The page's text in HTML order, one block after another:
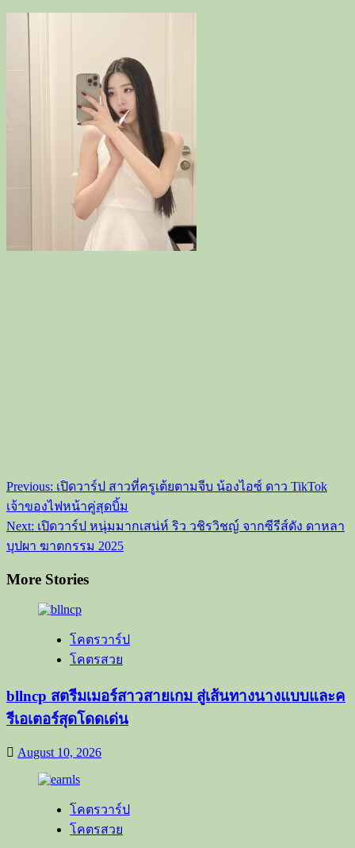
Post
navigation
Previous: เปิดวาร์ป สาวที่ครูเต้ยตามจีบ น้องไอซ์ ดาว TikTok
เจ้าของไฟหน้าคู่สุดบิ้ม
Next: เปิดวาร์ป หนุ่มมากเสน่ห์ ริว วชิรวิชญ์ จากซีรีส์ดัง ดาหลา
บุปผา ฆาตกรรม 2025
More Stories
โคตรวาร์ป
โคตรสวย
bllncp สตรีมเมอร์สาวสายเกม สู่เส้นทางนางแบบและค
รีเอเตอร์สุดโดดเด่น
August 10, 2026
โคตรวาร์ป
โคตรสวย